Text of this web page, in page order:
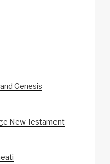
Genesis
New Testament